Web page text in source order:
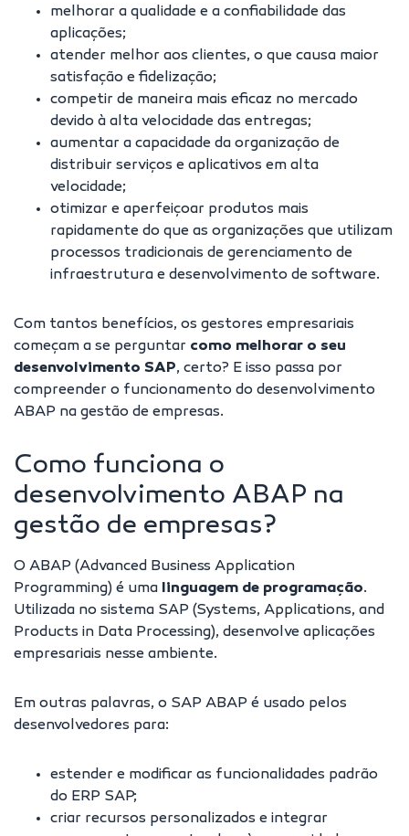
melhorar a qualidade e a confiabilidade das
aplicações;
atender melhor aos clientes, o que causa maior
satisfação e fidelização;
competir de maneira mais eficaz no mercado
devido à alta velocidade das entregas;
aumentar a capacidade da organização de
distribuir serviços e aplicativos em alta
velocidade;
otimizar e aperfeiçoar produtos mais
rapidamente do que as organizações que utilizam
processos tradicionais de gerenciamento de
infraestrutura e desenvolvimento de software.
Com tantos benefícios, os gestores empresariais
começam a se perguntar como melhorar o seu
desenvolvimento SAP, certo? E isso passa por
compreender o funcionamento do desenvolvimento
ABAP na gestão de empresas.
Como funciona o
desenvolvimento ABAP na
gestão de empresas?
O ABAP (Advanced Business Application
Programming) é uma linguagem de programação.
Utilizada no sistema SAP (Systems, Applications, and
Products in Data Processing), desenvolve aplicações
empresariais nesse ambiente.
Em outras palavras, o SAP ABAP é usado pelos
desenvolvedores para:
estender e modificar as funcionalidades padrão
do ERP SAP;
criar recursos personalizados e integrar